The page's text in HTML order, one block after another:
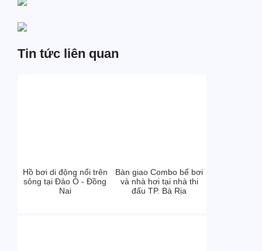
Tin tức liên quan
Hồ bơi di động nổi trên
sông tại Đảo Ó - Đồng
Nai
Bàn giao Combo bể bơi
và nhà hơi tại nhà thi
đấu TP. Bà Rịa